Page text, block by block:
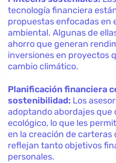
tecnología financiera
propuestas enfocadas en
ambiental. Algunas de
ahorro que generan
inversiones en proyectos
cambio climático.
Planificación financiera
sostenibilidad: Los
adoptando abordajes que
ecológico, lo que les
en la creación de carteras
reflejan tanto objetivos
personales.